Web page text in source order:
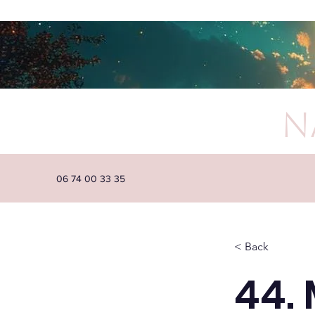
06 74 00 33 35
< Back
44.